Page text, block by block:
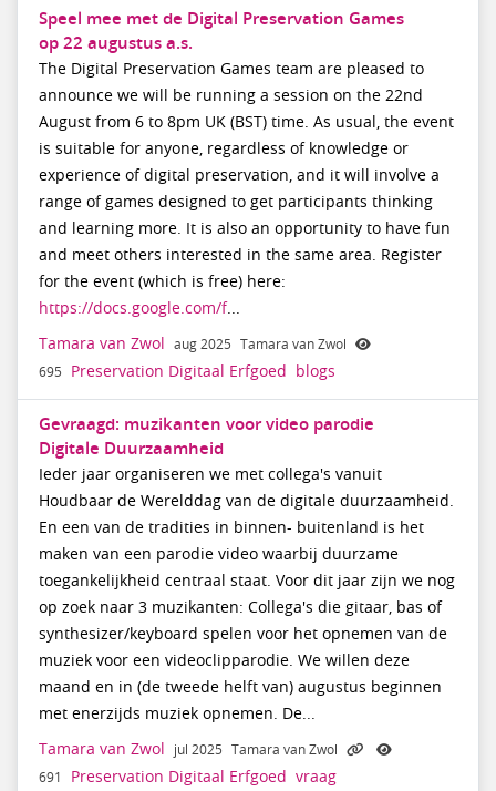
Speel mee met de Digital Preservation Games
op 22 augustus a.s.
The Digital Preservation Games team are pleased to
announce we will be running a session on the 22nd
August from 6 to 8pm UK (BST) time. As usual, the event
is suitable for anyone, regardless of knowledge or
experience of digital preservation, and it will involve a
range of games designed to get participants thinking
and learning more. It is also an opportunity to have fun
and meet others interested in the same area. Register
for the event (which is free) here:
https://docs.google.com/f...
Tamara van Zwol aug 2025 Tamara van Zwol
695 Preservation Digitaal Erfgoed blogs
Gevraagd: muzikanten voor video parodie
Digitale Duurzaamheid
Ieder jaar organiseren we met collega's vanuit
Houdbaar de Werelddag van de digitale duurzaamheid.
En een van de tradities in binnen- buitenland is het
maken van een parodie video waarbij duurzame
toegankelijkheid centraal staat. Voor dit jaar zijn we nog
op zoek naar 3 muzikanten: Collega's die gitaar, bas of
synthesizer/keyboard spelen voor het opnemen van de
muziek voor een videoclipparodie. We willen deze
maand en in (de tweede helft van) augustus beginnen
met enerzijds muziek opnemen. De...
Tamara van Zwol jul 2025 Tamara van Zwol
691
Preservation Digitaal Erfgoed vraag